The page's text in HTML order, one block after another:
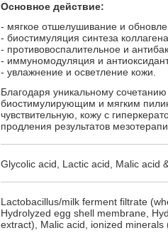
Основное действие:
- мягкое отшелушивание и
- биостимуляция синтеза
- противовоспалительное и
- иммуномодуляция и
- увлажнение и осветление кожи.
Благодаря уникальному
биостимулирующим и мягким
чувствительную, кожу с
продления результатов
Glycolic acid, Lactic acid, Malic acid
Lactobacillus/milk ferment filtrate
Hydrolyzed egg shell membrane,
extract), Malic acid, ionized minerals